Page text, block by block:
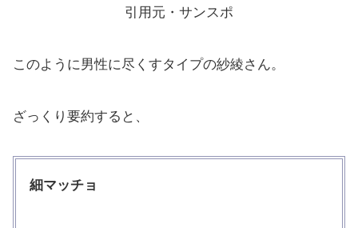
引用元・サンスポ
このように男性に尽くすタイプの紗綾さん。
ざっくり要約すると、
細マッチョ